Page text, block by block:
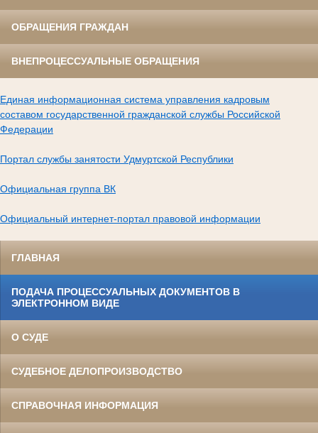
ОБРАЩЕНИЯ ГРАЖДАН
ВНЕПРОЦЕССУАЛЬНЫЕ ОБРАЩЕНИЯ
Единая информационная система управления кадровым
составом государственной гражданской службы Российской
Федерации
Портал службы занятости Удмуртской Республики
Официальная группа ВК
Официальный интернет-портал правовой информации
ГЛАВНАЯ
ПОДАЧА ПРОЦЕССУАЛЬНЫХ ДОКУМЕНТОВ В
ЭЛЕКТРОННОМ ВИДЕ
О СУДЕ
СУДЕБНОЕ ДЕЛОПРОИЗВОДСТВО
СПРАВОЧНАЯ ИНФОРМАЦИЯ